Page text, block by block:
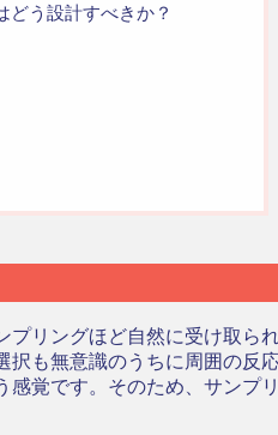
どう設計すべきか？
リングほど自然に受け取ら
も無意識のうちに周囲の反
覚です。そのため、サンプ